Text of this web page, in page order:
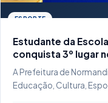
ESPORTE
Estudante da
conquista 3º lugar
A Prefeitura de
Educação, Cultura,